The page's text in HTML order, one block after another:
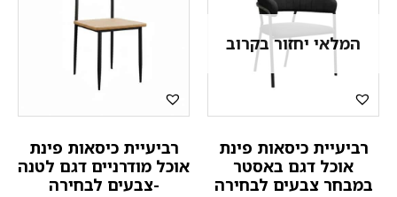
המלאי יחזור בקרוב
רביעיית כיסאות פינת
אוכל דגם באסטר
במבחר צבעים לבחירה
רביעיית כיסאות פינת
אוכל מודרניים דגם לטנה
-צבעים לבחירה